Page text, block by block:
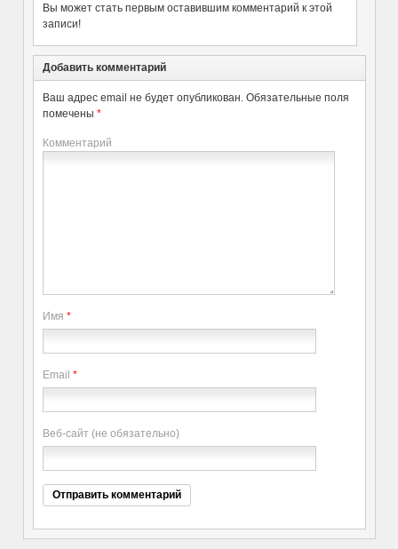
Вы может стать первым оставившим комментарий к этой
записи!
Добавить комментарий
Ваш адрес email не будет опубликован. Обязательные поля
помечены *
Комментарий
Имя *
Email *
Веб-сайт (не обязательно)